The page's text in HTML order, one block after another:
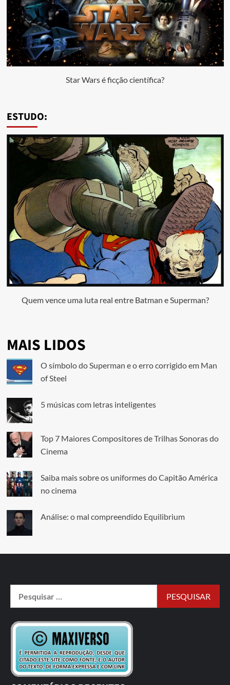
Star Wars é ficção científica?
ESTUDO:
Quem vence uma luta real entre Batman e Superman?
MAIS LIDOS
O símbolo do Superman e o erro corrigido em Man
of Steel
5 músicas com letras inteligentes
Top 7 Maiores Compositores de Trilhas Sonoras do
Cinema
Saiba mais sobre os uniformes do Capitão América
no cinema
Análise: o mal compreendido Equilibrium